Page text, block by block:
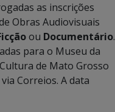
as inscrições
Obras Audiovisuais
ou Documentário.
para o Museu da
de Mato Grosso
Correios. A data